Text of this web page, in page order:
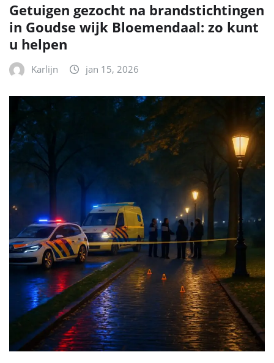
Getuigen gezocht na brandstichtingen
in Goudse wijk Bloemendaal: zo kunt
u helpen
Karlijn jan 15, 2026